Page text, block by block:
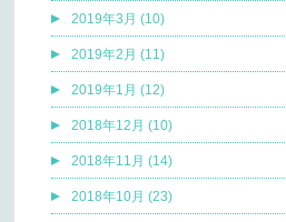
2019年3月 (10)
2019年2月 (11)
2019年1月 (12)
2018年12月 (10)
2018年11月 (14)
2018年10月 (23)